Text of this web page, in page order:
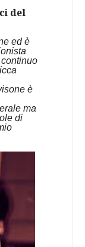
del
ed è
è
ma
di